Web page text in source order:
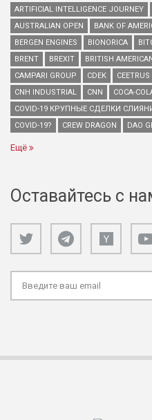
ARTIFICIAL INTELLIGENCE JOURNEY
AUSTRALIAN OPEN
BANK OF
BERGEN ENGINES
BIONORICA
BRENT
BREXIT BRITISH
CAMPARI GROUP
CDEK CEETRUS
CNH INDUSTRIAL
CNN COCA-
COVID-19 КРУПНЫЕ СДЕЛКИ
COVID-19?
CREW DRAGON DAO
Ещё
Оставайтесь с